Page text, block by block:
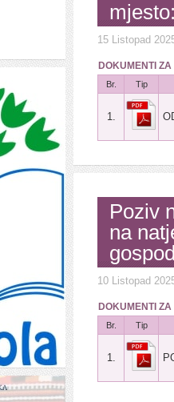
15 Listopad
DOKUMENTI
Br. Tip
1.
Poziv
na
10 Listopad
DOKUMENTI
Br. Tip
1.